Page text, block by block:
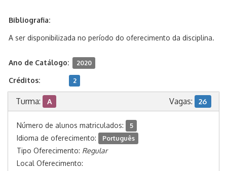
Bibliografia:
A ser disponibilizada no período do oferecimento da disciplina.
Ano de Catálogo: 2020
Créditos: 2
Turma: A Vagas: 26
Número de alunos matriculados: 5
Idioma de oferecimento: Português
Tipo Oferecimento: Regular
Local Oferecimento: